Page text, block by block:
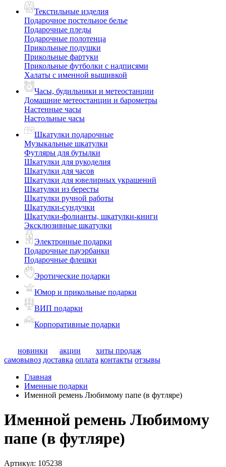
Текстильные изделия
Подарочное постельное белье
Подарочные пледы
Подарочные полотенца
Прикольные подушки
Прикольные фартуки
Прикольные футболки с надписями
Халаты с именной вышивкой
Часы, будильники и метеостанции
Домашние метеостанции и барометры
Настенные часы
Настольные часы
Шкатулки подарочные
Музыкальные шкатулки
Футляры для бутылки
Шкатулки для рукоделия
Шкатулки для часов
Шкатулки для ювелирных украшений
Шкатулки из бересты
Шкатулки ручной работы
Шкатулки-сундучки
Шкатулки-фолианты, шкатулки-книги
Эксклюзивные шкатулки
Электронные подарки
Подарочные пауэрбанки
Подарочные флешки
Эротические подарки
Юмор и прикольные подарки
ВИП подарки
Корпоративные подарки
новинки акции
хиты продаж
самовывоз доставка оплата контакты отзывы
Главная
Именные подарки
Именной ремень Любимому папе (в футляре)
Именной ремень Любимому
папе (в футляре)
Артикул: 105238